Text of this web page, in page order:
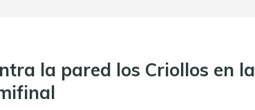
la pared los Criollos en la